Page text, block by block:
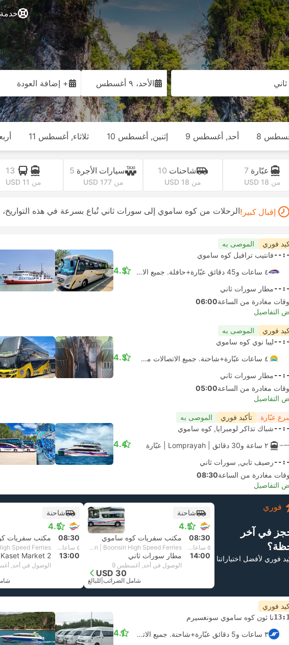
خدمة
الأحد، ٩ أغسطس + إضافة العودة
8 أحد, أغسطس 9 إثنين, أغسطس 10 ثلاثاء, أغسطس 11
عبّارة 7
من USD 18
شاحنات 10
من USD 18
سيارات الأجرة 5
من USD 177
13
من USD 11
إقبال كبير!الرحلات من كوه ساموي إلى سورات ثاني تُباع بسرعة في هذه
فوري الموصى به
--فانتيب ترافيل كوه ساموي
٤ ساعات و‫45 دقائق عبّارة+حافلة. جميع الاتصالات مضمونة
--مطار سورات ثاني
4.3
06:00
التفاصيل
فوري الموصى به
--ليبا نوي كوه ساموي
٤ ساعات عبّارة+شاحنة. جميع الاتصالات مضمونة
--مطار سورات ثاني
4.3
05:00
التفاصيل
عبّارة تأكيد فوري الموصى به
--شباك تذاكر لومبرايا, كوه ساموي
٢ ساعة و‫30 دقائق
عبّارة
--رصيف تابي, سورات ثاني
4.4
08:30
التفاصيل
فوري
في آخر
فوري لأفضل اختياراتنا
شاحنة
4.5
+1
08:30 مكتب سفريات كوه ساموي
٥ ساعات و‫30 دقائق Van + Catamaran | Boonsiri High Speed Ferries
14:00 مطار سورات ثاني
الوصول في أحد, أغسطس 9
USD 30
شامل الضرائب للبالغ
شاحنة
4.5
08:30 مكتب سفريات
٤ ساعات و‫30 دقائق
13:00
الوصول في أحد,
فوري
نا ثون كوه ساموي سونغسيرم
٣ ساعات و‫5 دقائق عبّارة+شاحنة. جميع الاتصالات مضمونة
4.1